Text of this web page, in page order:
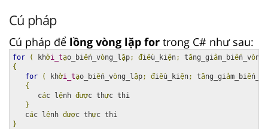
Cú pháp
Cú pháp để lồng vòng lặp for trong C# như sau:
for ( khởi_tạo_biến_vòng_l ặp; điều_kiện; tăng_giảm_biến_vò
{
for
( khởi_tạo_biến_vòng_l ặp; điều_kiện; tăng_giảm_biến_v
{
      c
ác l ệnh được thực thi
}
   c
ác l ệnh được thự
}